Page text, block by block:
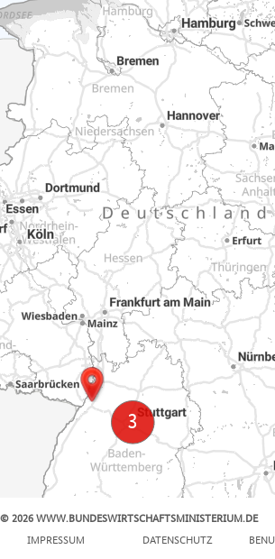
© 2026 WWW.BUNDESWIRTSCHAFTSMINISTERIUM.DE
IMPRESSUM
DATENSCHUTZ